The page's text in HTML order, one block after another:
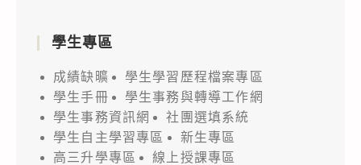
學生專區
成績缺曠
學生學習歷程檔案專區
學生手冊
學生事務與轉導工作網
學生事務資訊網
社團選填系統
學生自主學習專區
新生專區
高三升學專區
線上授課專區